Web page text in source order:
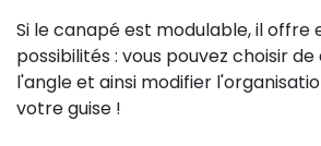
Si le canapé est modulable, il offre
possibilités : vous pouvez choisir
l'angle et ainsi modifier
votre guise !